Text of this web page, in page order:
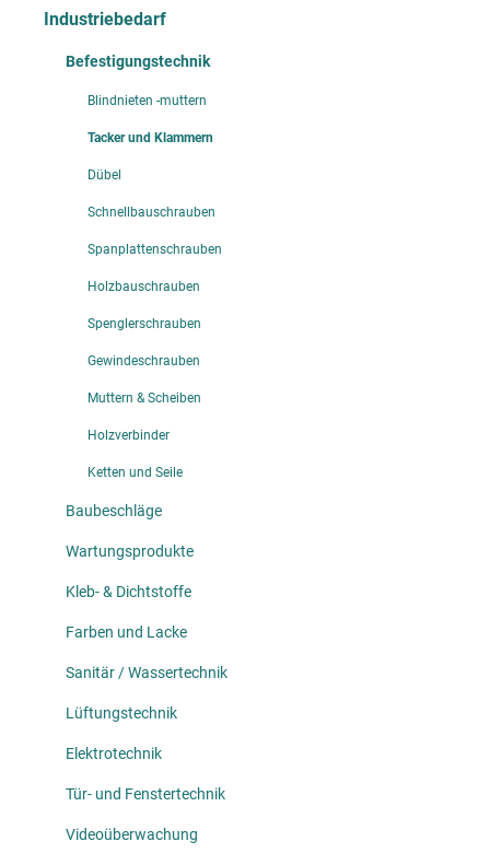
Industriebedarf
Befestigungstechnik
Blindnieten -muttern
Tacker und Klammern
Dübel
Schnellbauschrauben
Spanplattenschrauben
Holzbauschrauben
Spenglerschrauben
Gewindeschrauben
Muttern & Scheiben
Holzverbinder
Ketten und Seile
Baubeschläge
Wartungsprodukte
Kleb- & Dichtstoffe
Farben und Lacke
Sanitär / Wassertechnik
Lüftungstechnik
Elektrotechnik
Tür- und Fenstertechnik
Videoüberwachung